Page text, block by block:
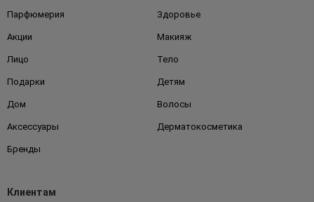
Парфюмерия Здоровье
Акции Макияж
Лицо Тело
Подарки Детям
Дом Волосы
Аксессуары Дерматокосметика
Бренды
Клиентам